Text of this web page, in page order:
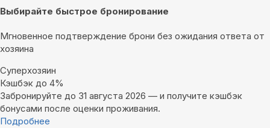
Выбирайте быстрое бронирование
Мгновенное подтверждение брони без ожидания ответа от
хозяина
Суперхозяин
Кэшбэк до 4%
Забронируйте до 31 августа 2026 — и получите кэшбэк
бонусами после оценки проживания.
Подробнее